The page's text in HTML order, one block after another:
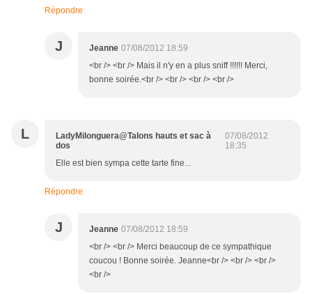
Répondre
J Jeanne 07/08/2012 18:59
<br /> <br /> Mais il n'y en a plus sniff !!!!!! Merci,
bonne soirée.<br /> <br /> <br /> <br />
L
LadyMilonguera@Talons hauts et sac à
dos
07/08/2012
18:35
Elle est bien sympa cette tarte fine...
Répondre
J Jeanne 07/08/2012 18:59
<br /> <br /> Merci beaucoup de ce sympathique
coucou ! Bonne soirée. Jeanne<br /> <br /> <br />
<br />